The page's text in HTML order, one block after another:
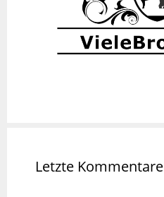
Letzte Kommentare